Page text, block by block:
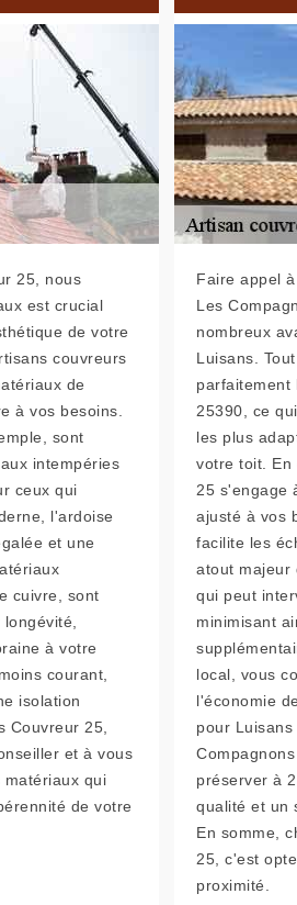
25, nous
est crucial
de votre
couvreurs
de
à vos besoins.
sont
intempéries
ceux qui
l'ardoise
et une
cuivre, sont
à votre
courant,
isolation
Couvreur 25,
et à vous
matériaux qui
de votre
Faire appel
Les
nombreux
Luisans.
parfaitement
25390, ce
les plus
votre toit. En
25 s'engage
ajusté à vos
facilite les
atout majeur
qui peut
minimisant
local, vous
l'économie
pour
préserver à
qualité et un
En somme,
25, c'est
proximité.